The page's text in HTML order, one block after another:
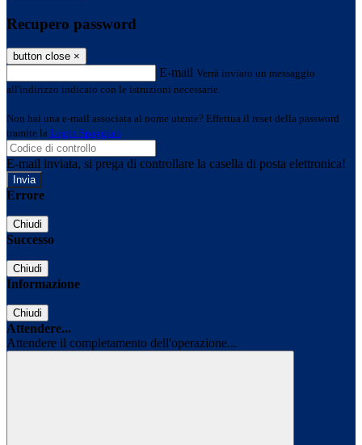
Recupero password
button close ×
E-mail Verrà inviato un messaggio
all'indirizzo indicato con le istruzioni necessarie.
Non hai una e-mail associata al nome utente? Effettua il reset della password
tramite la Login Spaggiari
E-mail inviata, si prega di controllare la casella di posta elettronica!
Errore
Chiudi
Successo
Chiudi
Informazione
Chiudi
Attendere...
Attendere il completamento dell'operazione...